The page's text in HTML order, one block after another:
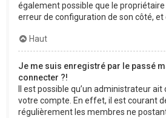
également possible que le
erreur de configuration de son côté, et
Haut
Je me suis enregistré par le passé
connecter ?!
Il est possible qu’un administrateur
votre compte. En effet, il est courant
régulièrement les membres ne